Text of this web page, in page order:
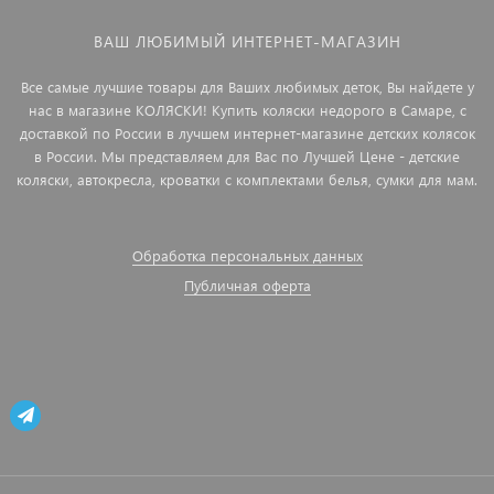
ВАШ ЛЮБИМЫЙ ИНТЕРНЕТ-МАГАЗИН
Все самые лучшие товары для Ваших любимых деток, Вы найдете у
нас в магазине КОЛЯСКИ! Купить коляски недорого в Самаре, с
доставкой по России в лучшем интернет-магазине детских колясок
в России. Мы представляем для Вас по Лучшей Цене - детские
коляски, автокресла, кроватки с комплектами белья, сумки для мам.
Обработка персональных данных
Публичная оферта